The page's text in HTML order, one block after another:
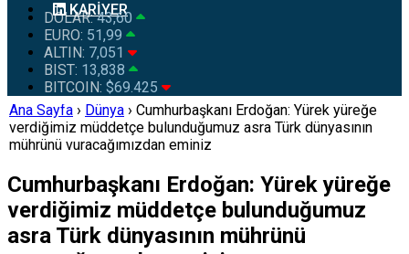
KARIYER
DOLAR: 43,60
EURO: 51,99
ALTIN: 7,051
BIST: 13,838
BITCOIN: $69.425
Ana Sayfa › Dünya › Cumhurbaşkanı Erdoğan: Yürek yüreğe
verdiğimiz müddetçe bulunduğumuz asra Türk dünyasının
mührünü vuracağımızdan eminiz
Cumhurbaşkanı Erdoğan: Yürek yüreğe
verdiğimiz müddetçe bulunduğumuz
asra Türk dünyasının mührünü